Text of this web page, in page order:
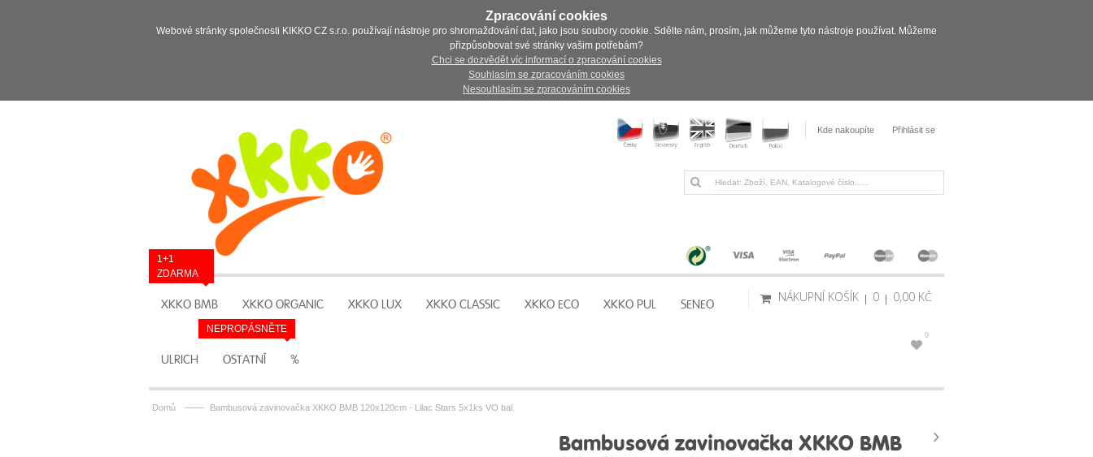
Zpracování cookies
Webové stránky společnosti KIKKO CZ s.r.o. používají nástroje pro shromažďování dat, jako jsou soubory cookie. Sdělte nám, prosím, jak můžeme tyto nástroje používat. Můžeme
přizpůsobovat své stránky vašim potřebám?
Chci se dozvědět víc informací o zpracování cookies
Souhlasím se zpracováním cookies
Nesouhlasím se zpracováním cookies
Kde nakoupíte Přihlásit se
XKKO BMB
1+1
ZDARMA
XKKO ORGANIC XKKO LUX XKKO CLASSIC XKKO ECO XKKO PUL SENEO
ULRICH OSTATNÍ %
NEPROPÁSNĚTE
NÁKUPNÍ KOŠÍK 0 0,00 KČ
0
Domů —— Bambusová zavinovačka XKKO BMB 120x120cm - Lilac Stars 5x1ks VO bal.
Bambusová zavinovačka XKKO BMB